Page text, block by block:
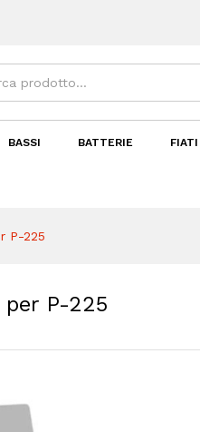
BASSI BATTERIE FIATI
P-225
P-225
per P-225